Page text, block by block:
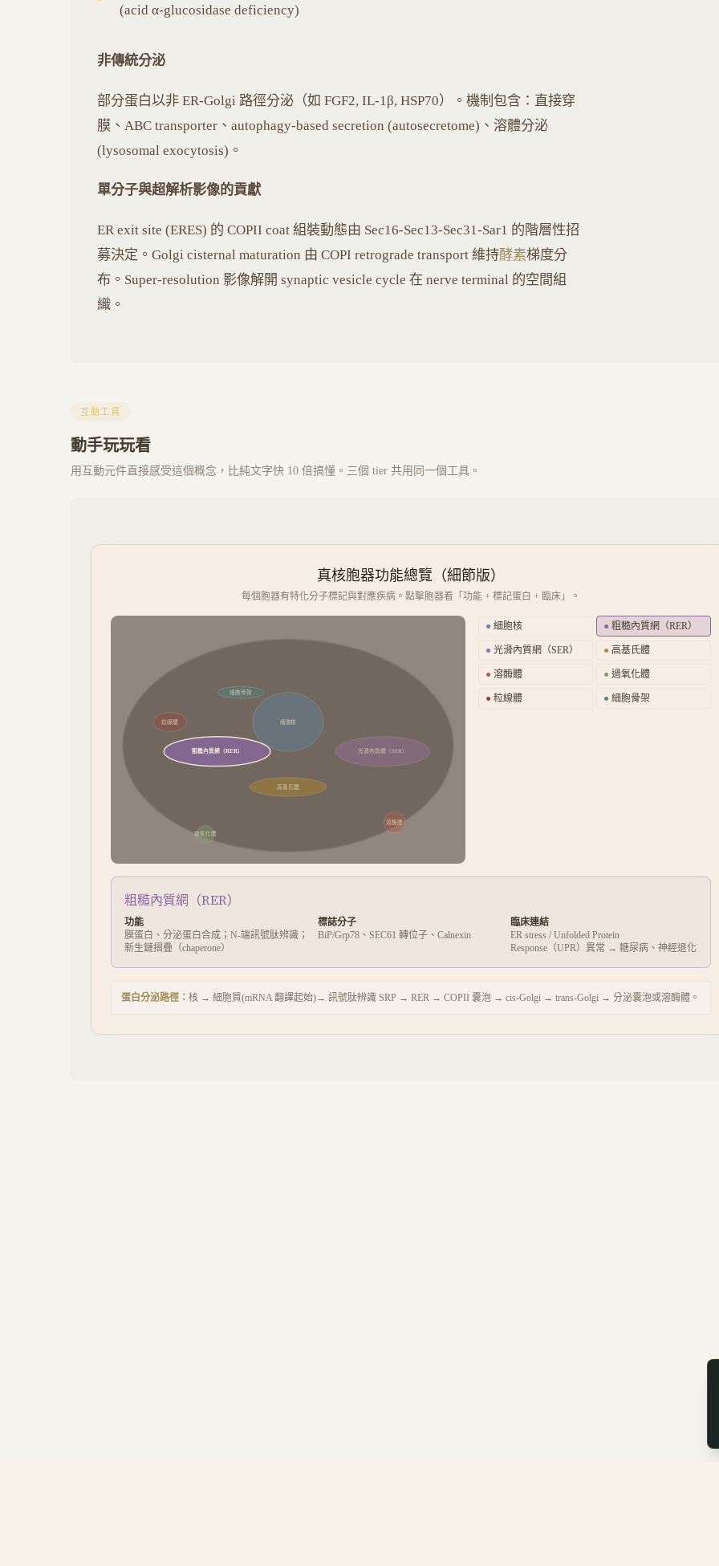
(acid α-glucosidase deficiency)
非傳統分泌
部分蛋白以非 ER-Golgi 路徑分泌（如 FGF2, IL-1β, HSP70）。機制包含：直接穿
膜、ABC transporter、autophagy-based secretion (autosecretome)、溶體分泌
(lysosomal exocytosis)。
單分子與超解析影像的貢獻
ER exit site (ERES) 的 COPII coat 組裝動態由 Sec16-Sec13-Sec31-Sar1 的階層性招
募決定。Golgi cisternal maturation 由 COPI retrograde transport 維持酵素梯度分
布。Super-resolution 影像解開 synaptic vesicle cycle 在 nerve terminal 的空間組
織。
互動工具
動手玩玩看
用互動元件直接感受這個概念，比純文字快 10 倍搞懂。三個 tier 共用同一個工具。
真核胞器功能總覽（細節版）
每個胞器有特化分子標記與對應疾病。點擊胞器看「功能 + 標記蛋白 + 臨床」。
細胞核
粗糙內質網（RER） 光滑內質網（SER）
高基氏體
溶酶體
過氧化體
粒線體
細胞骨架
● 細胞核 ● 粗糙內質網（RER）
● 光滑內質網（SER） ● 高基氏體
● 溶酶體 ● 過氧化體
● 粒線體 ● 細胞骨架
粗糙內質網（RER）
功能
膜蛋白、分泌蛋白合成；N-端訊號肽辨識；
新生鏈摺疊（chaperone）
標誌分子
BiP/Grp78、SEC61 轉位子、Calnexin
臨床連結
ER stress / Unfolded Protein
Response（UPR）異常 → 糖尿病、神經退化
蛋白分泌路徑： 核 → 細胞質(mRNA 翻譯起始)→ 訊號肽辨識 SRP → RER → COPII 囊泡 → cis-Golgi → trans-Golgi → 分泌囊泡或溶酶體。